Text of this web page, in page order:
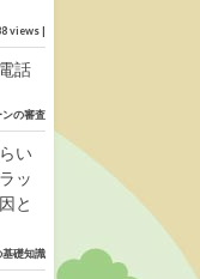
views|
話
ンの審査
い
ッ
と
基礎知識